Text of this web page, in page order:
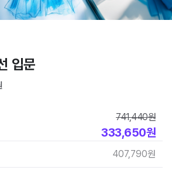
입문
741,440원
333,650원
407,790원